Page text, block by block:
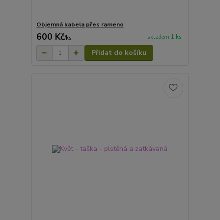
Objemná kabela přes rameno
600 Kč/ks skladem 1 ks
Přidat do košíku